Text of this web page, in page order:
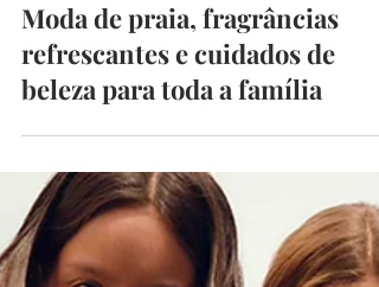
23 de jun.
4 min de leitura
Moda de praia, fragrâncias
refrescantes e cuidados de
beleza para toda a família